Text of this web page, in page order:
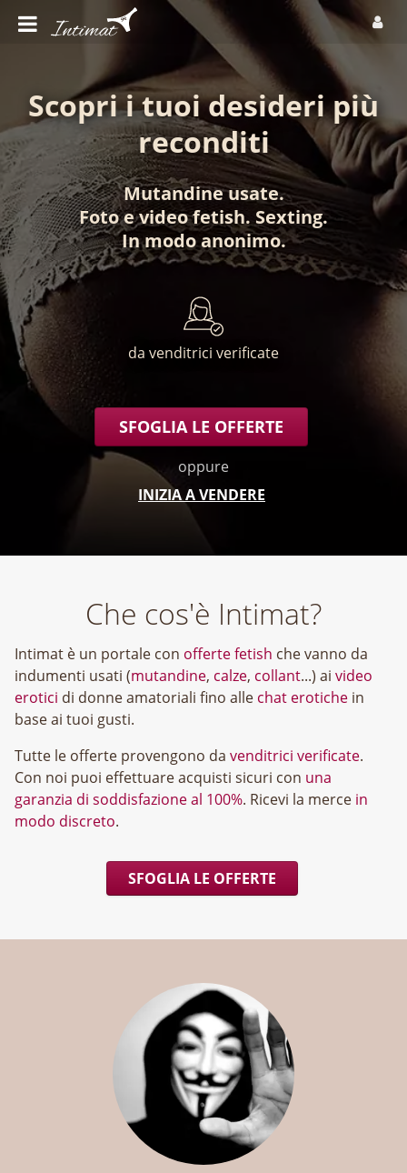
Scopri i tuoi desideri più
reconditi
Mutandine usate.
Fotoevideo fetish. Sexting.
In modo anonimo.
da venditrici verificate
SFOGLIA LE OFFERTE
oppure
INIZIA A VENDERE
Che cos'è Intimat?
Intimat è un portale con offerte fetish che vanno da
indumenti usati (mutandine, calze, collant...) ai video
erotici di donne amatoriali fino alle chat erotiche in
base ai tuoi gusti.
Tutte le offerte provengono da venditrici verificate.
Con noi puoi effettuare acquisti sicuri con una
garanzia di soddisfazione al 100%. Ricevi la merce in
modo discreto.
SFOGLIA LE OFFERTE